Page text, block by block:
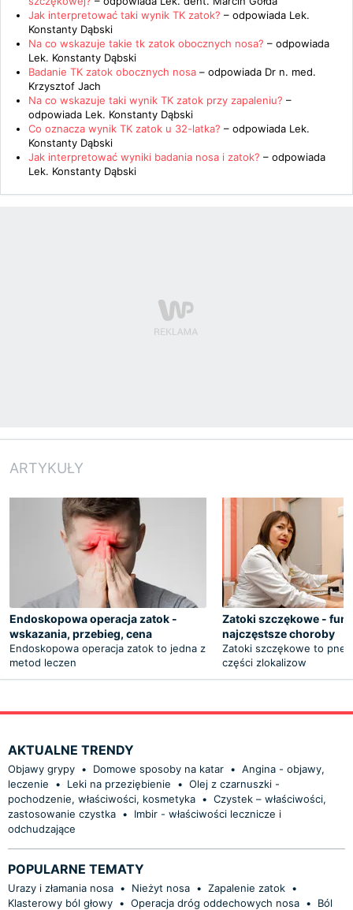
Jak interpretować taki wynik TK zatok? – odpowiada Lek.
Konstanty Dąbski
Na co wskazuje takie tk zatok obocznych nosa? – odpowiada
Lek. Konstanty Dąbski
Badanie TK zatok obocznych nosa – odpowiada Dr n. med.
Krzysztof Jach
Na co wskazuje taki wynik TK zatok przy zapaleniu? –
odpowiada Lek. Konstanty Dąbski
Co oznacza wynik TK zatok u 32-latka? – odpowiada Lek.
Konstanty Dąbski
Jak interpretować wyniki badania nosa i zatok? – odpowiada
Lek. Konstanty Dąbski
ARTYKUŁY
Endoskopowa operacja zatok -
wskazania, przebieg, cena
Endoskopowa operacja zatok to jedna z
metod leczen
Zatoki szczękowe -
najczęstsze choroby
Zatoki szczękowe to
części zlokalizow
AKTUALNE TRENDY
Objawy grypy • Domowe sposoby na katar • Angina - objawy,
leczenie
• Leki na przeziębienie • Olej z czarnuszki -
pochodzenie, właściwości, kosmetyka • Czystek – właściwości,
zastosowanie czystka •
Imbir - właściwości lecznicze i
odchudzające
POPULARNE TEMATY
Urazy i złamania nosa • Nieżyt nosa • Zapalenie zatok •
Klasterowy ból głowy • Operacja dróg oddechowych nosa •
Ból